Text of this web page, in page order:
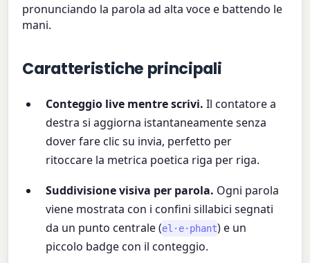
pronunciando la parola ad alta voce e battendo le
mani.
Caratteristiche principali
Conteggio live mentre scrivi. Il contatore a
destra si aggiorna istantaneamente senza
dover fare clic su invia, perfetto per
ritoccare la metrica poetica riga per riga.
Suddivisione visiva per parola. Ogni parola
viene mostrata con i confini sillabici segnati
da un punto centrale (el·e·phant) e un
piccolo badge con il conteggio.